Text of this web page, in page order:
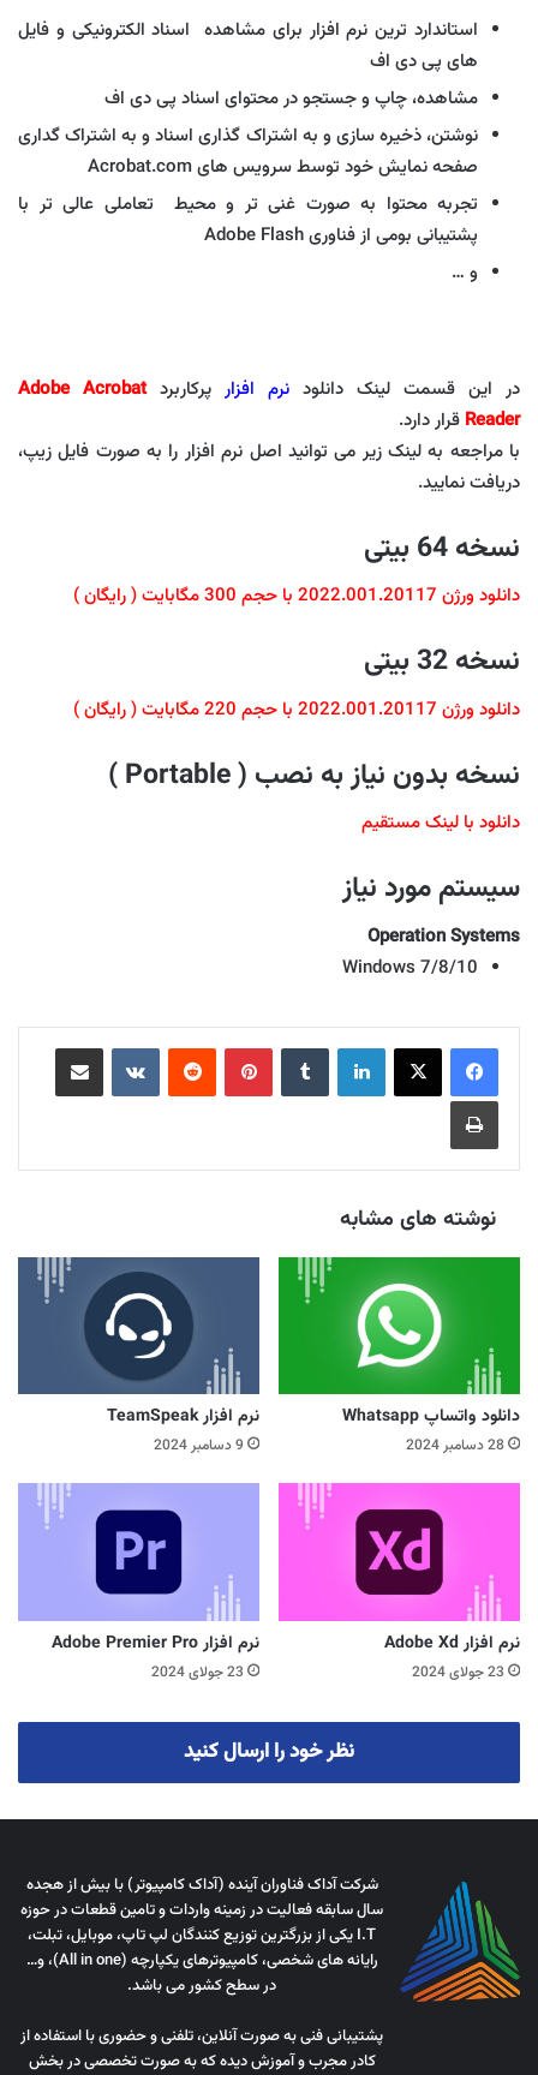
استاندارد ترین نرم افزار برای مشاهده اسناد الکترونیکی و فایل
های پی دی اف
مشاهده، چاپ و جستجو در محتوای اسناد پی دی اف
نوشتن، ذخیره سازی و به اشتراک گذاری اسناد و به اشتراک گداری
صفحه نمایش خود توسط سرویس های Acrobat.com
تجربه محتوا به صورت غنی تر و محیط تعاملی عالی تر با
پشتیبانی بومی از فناوری Adobe Flash
و …
در این قسمت لینک دانلود نرم افزار پرکاربردAdobe Acrobat
Reader قرار دارد.
با مراجعه به لینک زیر می توانید اصل نرم افزار را به صورت فایل زیپ،
دریافت نمایید.
نسخه 64 بیتی
دانلود ورژن 2022.001.20117 با حجم 300 مگابایت ( رایگان )
نسخه 32 بیتی
دانلود ورژن 2022.001.20117 با حجم 220 مگابایت ( رایگان )
نسخه بدون نیاز به نصب ( Portable )
دانلود با لینک مستقیم
سیستم مورد نیاز
Operation Systems
Windows 7/8/10
لینکدین ‫پین‌ترست ‫رددیت
چاپ
نوشته های مشابه
دانلود واتساپ Whatsapp
28 دسامبر 2024
نرم افزار TeamSpeak
9 دسامبر 2024
نرم افزار Adobe Xd
23 جولای 2024
نرم افزار Adobe Premier Pro
23 جولای 2024
نظر خود را ارسال کنید
شرکت آداک فناوران آینده (آداک کامپیوتر) با بیش از هجده
سال سابقه فعالیت در زمینه واردات و تامین قطعات در حوزه
I.T یکی از بزرگترین توزیع کنندگان لپ تاپ، موبایل، تبلت،
رایانه های شخصی، کامپیوترهای یکپارچه (All in one)، و…
در سطح کشور می باشد.
پشتیبانی فنی به صورت آنلاین، تلفنی و حضوری با استفاده از
کادر مجرب و آموزش دیده که به صورت تخصصی در بخش